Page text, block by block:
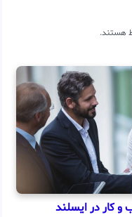
هستند.
و کار در ایسلند